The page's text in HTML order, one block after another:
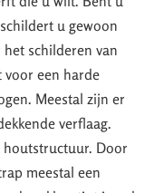
u gewoon
schilderen van
voor een harde
Meestal zijn er
verflaag.
Door
meestal een